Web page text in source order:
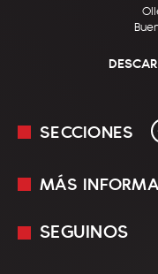
SECCIONES
En Vivo
MÁS
Mediakit
SEGUINOS